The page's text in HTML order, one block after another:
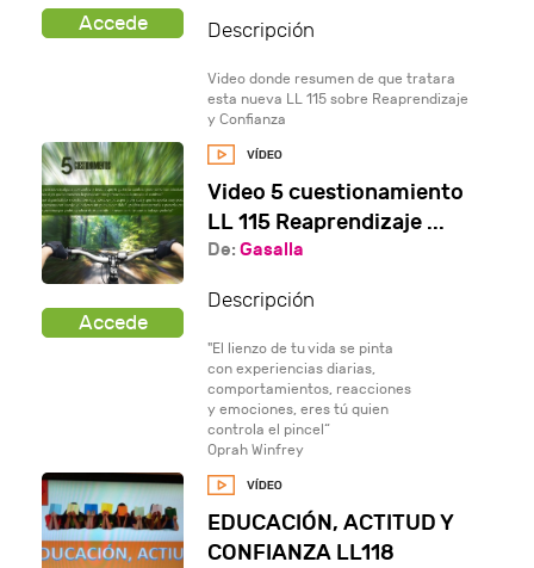
Descripción
Video donde resumen de que tratara
esta nueva LL 115 sobre Reaprendizaje
y Confianza
Video 5 cuestionamiento
LL 115 Reaprendizaje ...
De:Gasalla
Descripción
"El lienzo de tu vida se pinta
con experiencias diarias,
comportamientos, reacciones
y emociones, eres tú quien
controla el pincel“
Oprah Winfrey
EDUCACIÓN, ACTITUD Y
CONFIANZA LL118